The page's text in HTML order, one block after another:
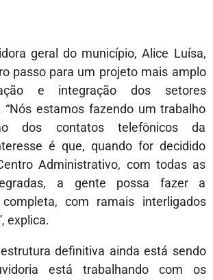
geral do município, Alice Luísa,
passo para um projeto mais amplo
e integração dos setores
“Nós estamos fazendo um trabalho
dos contatos telefônicos da
é que, quando for decidido
Administrativo, com todas as
a gente possa fazer a
com ramais interligados
explica.
definitiva ainda está sendo
está trabalhando com os